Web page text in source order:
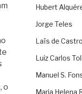
o
Hubert
Jorge Teles
Laïs de Castro
Luiz Carlos
Manuel S.
Maria Helena